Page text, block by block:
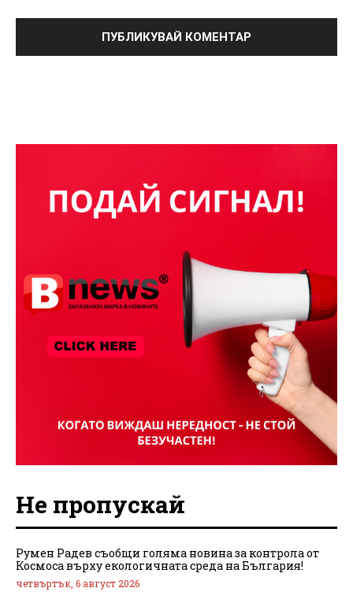
Не пропускай
Румен Радев съобщи голяма новина за контрола от
Космоса върху екологичната среда на България!
четвъртък, 6 август 2026